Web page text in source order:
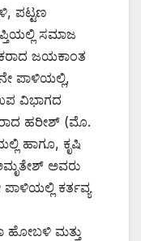
ಪಟ್ಟಣ
ಸಮಾಜ
ಜಯಕಾಂತ
ಪಾಳಿಯಲ್ಲಿ,
ವಿಭಾಗದ
ಹರೀಶ್ (ಮೊ.
ಹಾಗೂ, ಕೃಷಿ
ಅವರು
ಕರ್ತವ್ಯ
ಹೋಬಳಿ ಮತ್ತು